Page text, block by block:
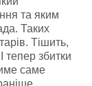
та яким
Таких
Тішить,
тепер збитки
саме